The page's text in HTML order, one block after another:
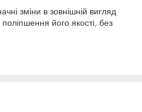
зміни в зовнішній вигляд
його якості, без